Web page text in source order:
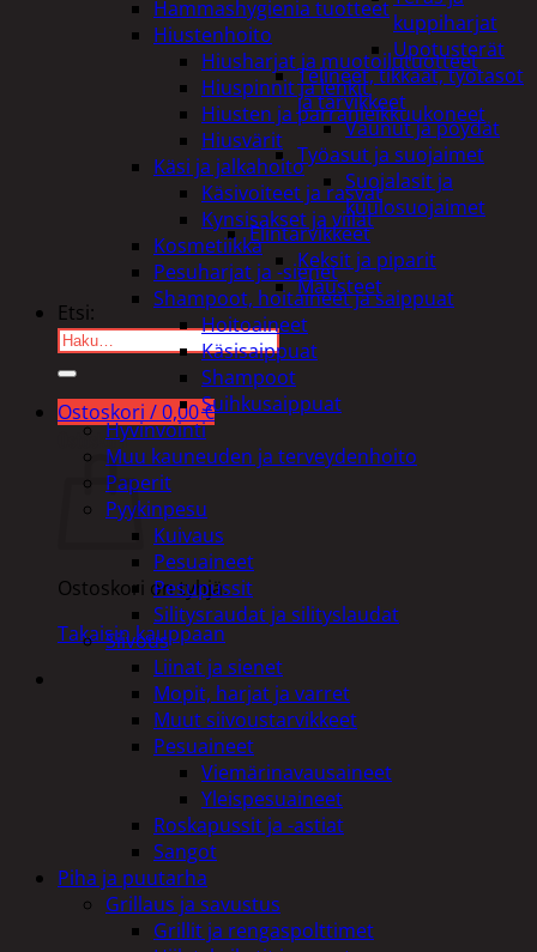
kuppiharjat
Upotusterät
Telineet, tikkaat, työtasot
ja tarvikkeet
Vaunut ja pöydät
Työasut ja suojaimet
Suojalasit ja
kuulosuojaimet
Elintarvikkeet
Keksit ja piparit
Mausteet
Etsi:
Ostoskori /0,00€
Ostoskori
Ostoskori on tyhjä.
Takaisin kauppaan
Hammashygienia tuotteet
Hiustenhoito
Hiusharjat ja muotoilutuotteet
Hiuspinnit ja lenkit
Hiusten ja parranleikkuukoneet
Hiusvärit
Käsi ja jalkahoito
Käsivoiteet ja rasvat
Kynsisakset ja viilat
Kosmetiikka
Pesuharjat ja -sienet
Shampoot, hoitaineet ja saippuat
Hoitoaineet
Käsisaippuat
Shampoot
Suihkusaippuat
Hyvinvointi
Muu kauneuden ja terveydenhoito
Paperit
Pyykinpesu
Kuivaus
Pesuaineet
Pesupussit
Silitysraudat ja silityslaudat
Siivous
Liinat ja sienet
Mopit, harjat ja varret
Muut siivoustarvikkeet
Pesuaineet
Viemärinavausaineet
Yleispesuaineet
Roskapussit ja -astiat
Sangot
Piha ja puutarha
Grillaus ja savustus
Grillit ja rengaspolttimet